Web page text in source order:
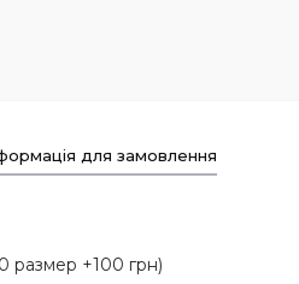
для замовлення
размер +100 грн)